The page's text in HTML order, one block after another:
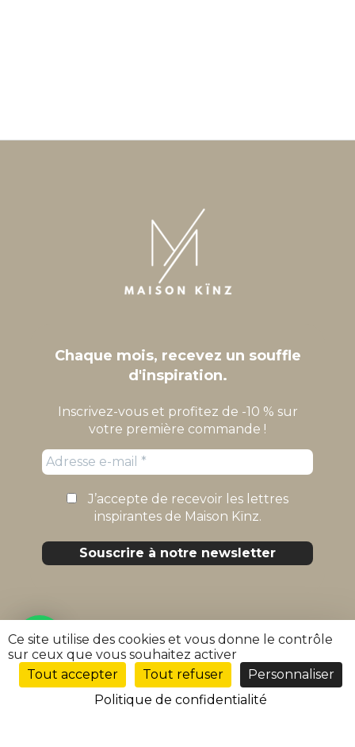
Chaque mois, recevez un souffle
d'inspiration.
Inscrivez-vous et profitez de -10 % sur
votre première commande !
J’accepte de recevoir les lettres
inspirantes de Maison Kïnz.
Maison Kïnz
Mentions légales
Politique de confidentialité
FR
Ce site utilise des cookies et vous donne le contrôle
sur ceux que vous souhaitez activer
Tout accepter
Tout refuser
Personnaliser
Politique de confidentialité